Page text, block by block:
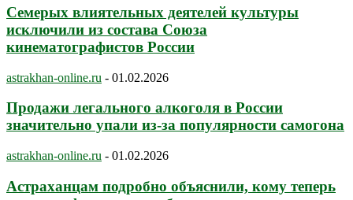
Семерых влиятельных деятелей культуры
исключили из состава Союза
кинематографистов России
astrakhan-online.ru - 01.02.2026
Продажи легального алкоголя в России
значительно упали из-за популярности самогона
astrakhan-online.ru - 01.02.2026
Астраханцам подробно объяснили, кому теперь